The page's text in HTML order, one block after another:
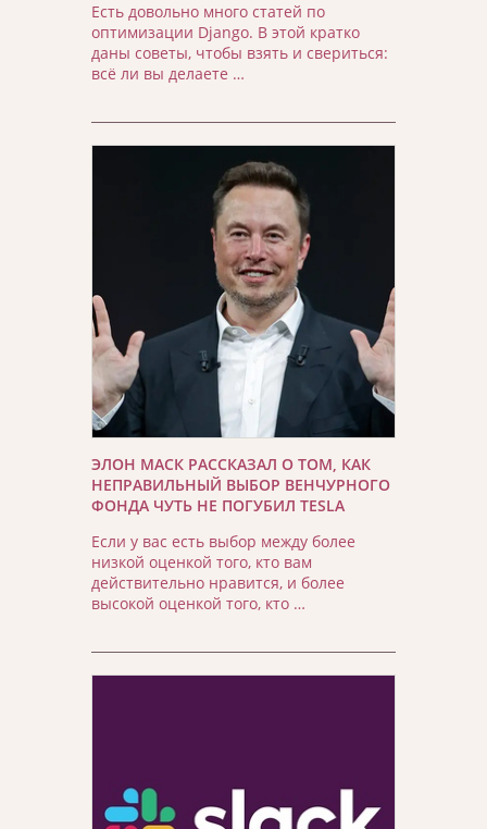
Есть довольно много статей по
оптимизации Django. В этой кратко
даны советы, чтобы взять и свериться:
всё ли вы делаете …
ЭЛОН МАСК РАССКАЗАЛ О ТОМ, КАК
НЕПРАВИЛЬНЫЙ ВЫБОР ВЕНЧУРНОГО
ФОНДА ЧУТЬ НЕ ПОГУБИЛ TESLA
Если у вас есть выбор между более
низкой оценкой того, кто вам
действительно нравится, и более
высокой оценкой того, кто …